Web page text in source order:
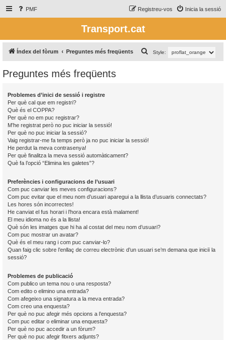
PMF Inicia la sessió
Registreu-vos
Transport.cat
Índex del fòrum Preguntes més freqüents Style:
e
Preguntes més freqüents
Problemes d’inici de sessió i registre
Per què cal que em registri?
Què és el COPPA?
Per què no em puc registrar?
M’he registrat però no puc iniciar la sessió!
Per què no puc iniciar la sessió?
Vaig registrar-me fa temps però ja no puc iniciar la sessió!
He perdut la meva contrasenya!
Per què finalitza la meva sessió automàticament?
Què fa l’opció “Elimina les galetes”?
Preferències i configuracions de l’usuari
Com puc canviar les meves configuracions?
Com puc evitar que el meu nom d’usuari aparegui a la llista d’usuaris connectats?
Les hores són incorrectes!
He canviat el fus horari i l’hora encara està malament!
El meu idioma no és a la llista!
Què són les imatges que hi ha al costat del meu nom d’usuari?
Com puc mostrar un avatar?
Què és el meu rang i com puc canviar-lo?
Quan faig clic sobre l’enllaç de correu electrònic d’un usuari se’m demana que iniciï la
sessió?
Problemes de publicació
Com publico un tema nou o una resposta?
Com edito o elimino una entrada?
Com afegeixo una signatura a la meva entrada?
Com creo una enquesta?
Per què no puc afegir més opcions a l’enquesta?
Com puc editar o eliminar una enquesta?
Per què no puc accedir a un fòrum?
Per què no puc afegir fitxers adjunts?